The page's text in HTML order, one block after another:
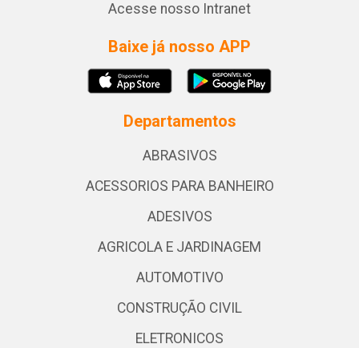
Acesse nosso Intranet
Baixe já nosso APP
Departamentos
ABRASIVOS
ACESSORIOS PARA BANHEIRO
ADESIVOS
AGRICOLA E JARDINAGEM
AUTOMOTIVO
CONSTRUÇÃO CIVIL
ELETRONICOS